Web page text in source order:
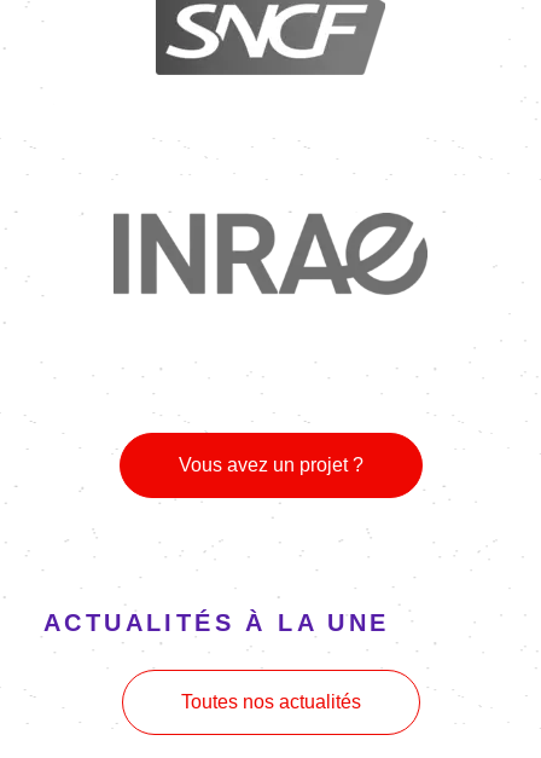
Image
Vous avez un projet ?
ACTUALITÉS À LA UNE
Toutes nos actualités